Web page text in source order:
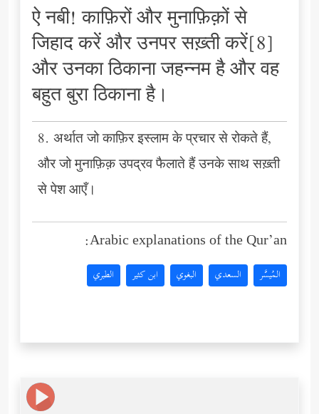
ऐ नबी! काफ़िरों और मुनाफ़िक़ों से
जिहाद करें और उनपर सख़्ती करें[8]
और उनका ठिकाना जहन्नम है और वह
बहुत बुरा ठिकाना है।
8. अर्थात जो काफ़िर इस्लाम के प्रचार से रोकते हैं,
और जो मुनाफ़िक़ उपद्रव फैलाते हैं उनके साथ सख़्ती
से पेश आएँ।
Arabic explanations of the Qur’an:
المُيسَّر السعدي البغوي ابن كثير الطبري